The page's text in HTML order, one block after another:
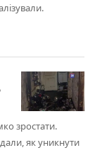
зростати.
як уникнути